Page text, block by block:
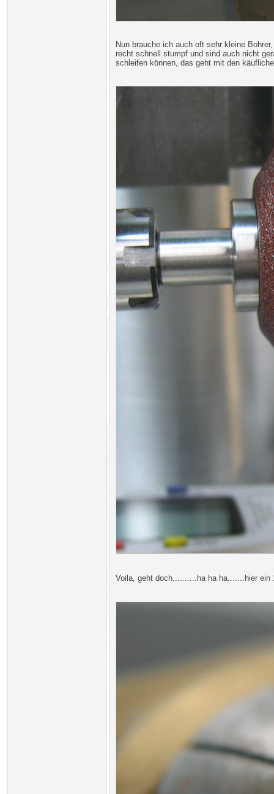
Nun brauche ich auch oft sehr kleine
recht schnell stumpf und sind auch nicht
schleifen können, das geht mit den
Voila, geht doch..........ha ha ha.......hier